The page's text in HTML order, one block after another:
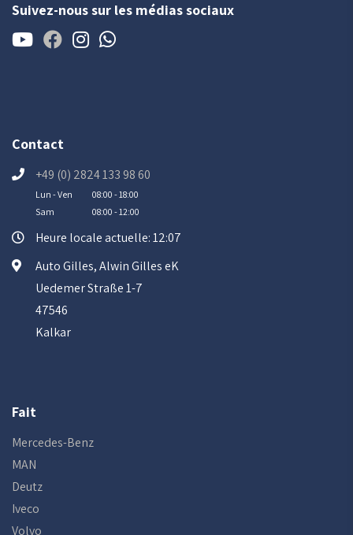
Suivez-nous sur les médias sociaux
Contact
+49 (0) 2824 133 98 60
Lun - Ven
08:00 - 18:00
Sam
08:00 - 12:00
Heure locale actuelle: 12:07
Auto Gilles, Alwin Gilles eK
Uedemer Straße 1-7
47546
Kalkar
Fait
Mercedes-Benz
MAN
Deutz
Iveco
Volvo